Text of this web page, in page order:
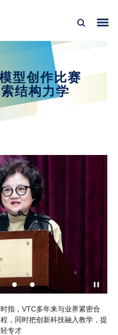
型创作比赛
结构力学
指，VTC多年来与业界紧密合
，同时把创新科技融入教学，提
专才